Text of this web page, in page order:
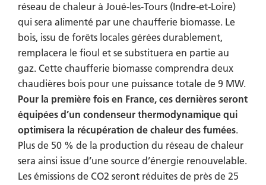
réseau de chaleur à Joué-les-Tours (Indre-et-Loire)
qui sera alimenté par une chaufferie biomasse. Le
bois, issu de forêts locales gérées durablement,
remplacera le fioul et se substituera en partie au
gaz. Cette chaufferie biomasse comprendra deux
chaudières bois pour une puissance totale de 9 MW.
Pour la première fois en France, ces dernières seront
équipées d’un condenseur thermodynamique qui
optimisera la récupération de chaleur des fumées.
Plus de 50 % de la production du réseau de chaleur
sera ainsi issue d’une source d’énergie renouvelable.
Les émissions de CO2 seront réduites de près de 25